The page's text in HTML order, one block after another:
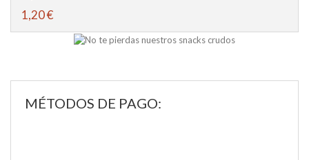
1,20 €
MÉTODOS DE PAGO: